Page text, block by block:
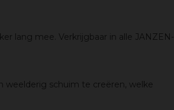
lang mee. Verkrijgbaar in alle JANZEN-
weelderig schuim te creëren, welke